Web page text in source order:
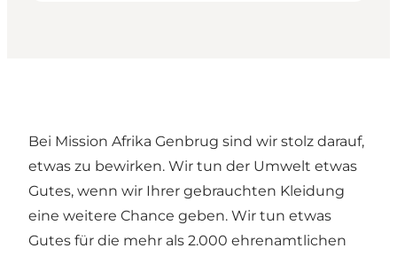
Bei Mission Afrika Genbrug sind wir stolz darauf,
etwas zu bewirken. Wir tun der Umwelt etwas
Gutes, wenn wir Ihrer gebrauchten Kleidung
eine weitere Chance geben. Wir tun etwas
Gutes für die mehr als 2.000 ehrenamtlichen